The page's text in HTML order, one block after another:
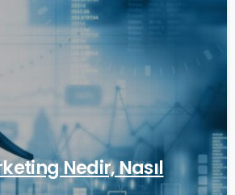
Nedir, Nasıl